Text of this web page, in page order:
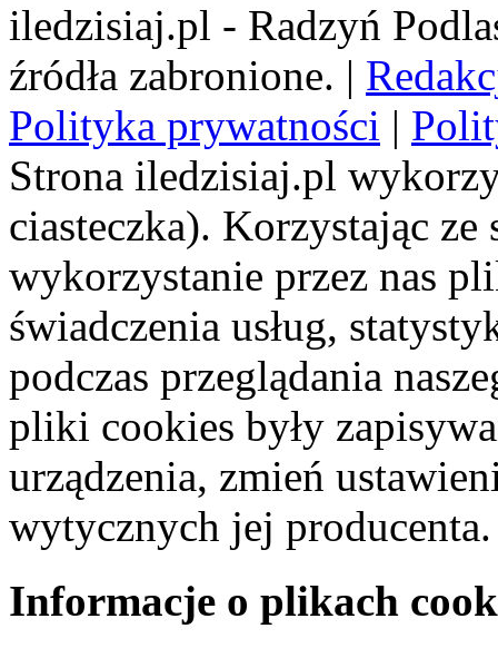
iledzisiaj.pl - Radzyń
źródła zabronione. |
Polityka prywatności |
Strona iledzisiaj.pl
ciasteczka). Korzystając
wykorzystanie przez nas
świadczenia usług,
podczas przeglądania
pliki cookies były
urządzenia, zmień
wytycznych jej producenta.
Informacje o plikach